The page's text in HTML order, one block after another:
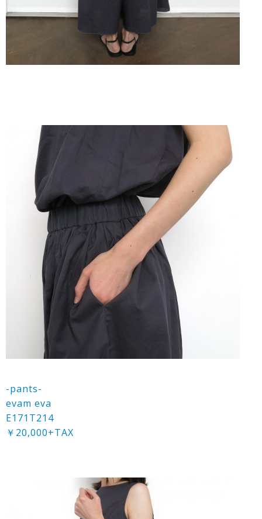
-pants-
evam eva
E171T214
￥20,000+TAX